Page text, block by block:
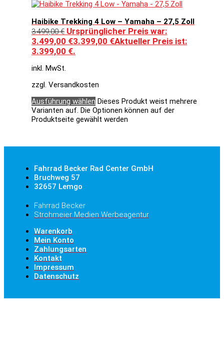
Haibike Trekking 4 Low – Yamaha – 27,5 Zoll
3.499,00€ Ursprünglicher Preis war:
3.499,00 €3.399,00 €Aktueller Preis ist:
3.399,00 €.
inkl. MwSt.
zzgl. Versandkosten
Ausführung wählen Dieses Produkt weist mehrere
Varianten auf. Die Optionen können auf der
Produktseite gewählt werden
Fahrrad Becker Rad Center GmbH
Bruchweg 57
32657 Lemgo
Fahrrad Becker
Strohmeier Medien Werbeagentur
Warenkorb
Mein Konto
Zahlungsarten
Kontakt
Impressum
Datenschutz